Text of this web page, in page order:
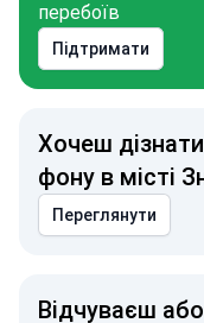
перебоїв
Підтримати
Хочеш
фону в місті
Переглянути
Відчуваєш